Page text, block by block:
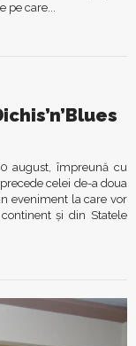
pe care...
august, împreună cu
celei de-a doua
eveniment la care vor
şi din Statele